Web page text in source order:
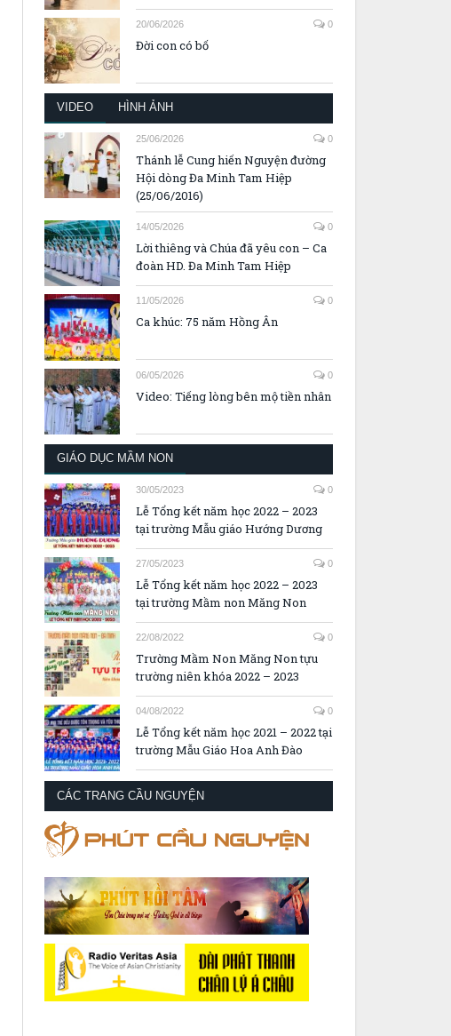
20/06/2026 0
Đời con có bố
VIDEO HÌNH ẢNH
25/06/2026 0
Thánh lễ Cung hiến Nguyện đường
Hội dòng Đa Minh Tam Hiệp
(25/06/2016)
14/05/2026 0
Lời thiêng và Chúa đã yêu con – Ca
đoàn HD. Đa Minh Tam Hiệp
11/05/2026 0
Ca khúc: 75 năm Hồng Ân
06/05/2026 0
Video: Tiếng lòng bên mộ tiền nhân
GIÁO DỤC MẦM NON
30/05/2023 0
Lễ Tổng kết năm học 2022 – 2023
tại trường Mẫu giáo Hướng Dương
27/05/2023 0
Lễ Tổng kết năm học 2022 – 2023
tại trường Mầm non Măng Non
22/08/2022 0
Trường Mầm Non Măng Non tựu
trường niên khóa 2022 – 2023
04/08/2022 0
Lễ Tổng kết năm học 2021 – 2022 tại
trường Mẫu Giáo Hoa Anh Đào
CÁC TRANG CẦU NGUYỆN